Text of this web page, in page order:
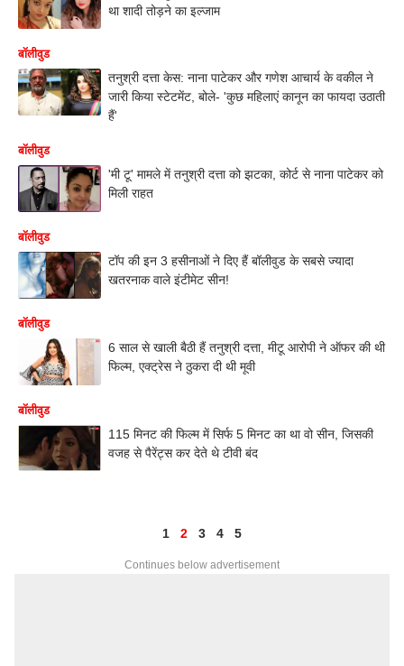
था शादी तोड़ने का इल्जाम
बॉलीवुड
तनुश्री दत्ता केस: नाना पाटेकर और गणेश आचार्य के वकील ने
जारी किया स्टेटमेंट, बोले- 'कुछ महिलाएं कानून का फायदा उठाती
हैं'
बॉलीवुड
'मी टू' मामले में तनुश्री दत्ता को झटका, कोर्ट से नाना पाटेकर को
मिली राहत
बॉलीवुड
टॉप की इन 3 हसीनाओं ने दिए हैं बॉलीवुड के सबसे ज्यादा
खतरनाक वाले इंटीमेट सीन!
बॉलीवुड
6 साल से खाली बैठी हैं तनुश्री दत्ता, मीटू आरोपी ने ऑफर की थी
फिल्म, एक्ट्रेस ने ठुकरा दी थी मूवी
बॉलीवुड
115 मिनट की फिल्म में सिर्फ 5 मिनट का था वो सीन, जिसकी
वजह से पैरेंट्स कर देते थे टीवी बंद
1 2 3 4 5
Continues below advertisement